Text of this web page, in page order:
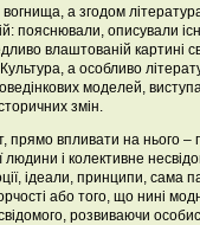
вогнища, а згодом
пояснювали, описували
влаштованій картині
а особливо
моделей,
змін.
прямо впливати на нього –
і колективне
ідеали, принципи, сама
або того, що нині
розвиваючи